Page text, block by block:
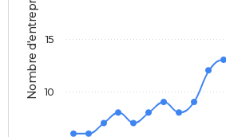
Nombre d'entreprises 10
15